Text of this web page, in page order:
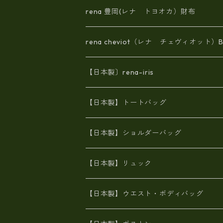
rena 豊岡(レナ トヨオカ）財布
rena cheviot（レナ チェヴィオット）
【日本製〕rena-iris
エナメル（パテント）レザー
牛革製品トート・ショルダー
牛革製品リュック
【日本製】トートバッグ
火山灰染めバッグ
8号帆布
豊岡製
ヌメ革バッグ
Ａ3サイズ
オイルレザー
【日本製】ショルダーバッグ
漂流ロープバッグ
6号蝋引き帆布
火山灰染めバッグ
【日本製】リュック
帆布
【日本製】ウエスト・ボディバッグ